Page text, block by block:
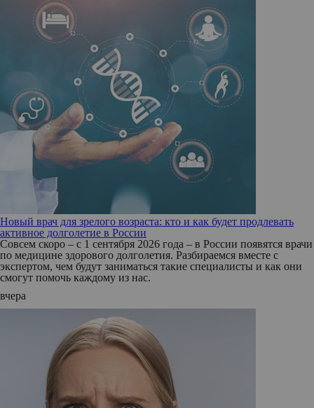
Новый врач для зрелого возраста: кто и как будет продлевать
активное долголетие в России
Совсем скоро – с 1 сентября 2026 года – в России появятся врачи
по медицине здорового долголетия. Разбираемся вместе с
экспертом, чем будут заниматься такие специалисты и как они
смогут помочь каждому из нас.
вчера